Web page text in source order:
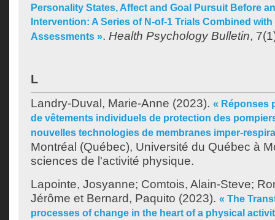
Personality States, Affect and Goal Pursuit Before
Intervention: A Series of N-of-1 Trials Combined
Assessments ». Health Psychology Bulletin,
L
Landry-Duval, Marie-Anne (2023). « Réponses
de vêtements individuels de protection des
nouvelles technologies de membranes imper-
Montréal (Québec), Université du Québec à
sciences de l'activité physique.
Lapointe, Josyanne; Comtois, Alain-Steve;
Jérôme et Bernard, Paquito (2023). « The
processes of change in the heart of a physical